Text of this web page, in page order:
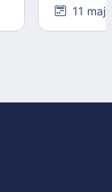
11